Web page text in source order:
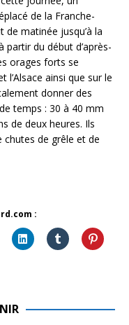
de la Franche-
de matinée jusqu’à la
du début d’après-
orages forts se
l’Alsace ainsi que sur le
donner des
temps : 30 à 40 mm
de deux heures. Ils
de grêle et de
: